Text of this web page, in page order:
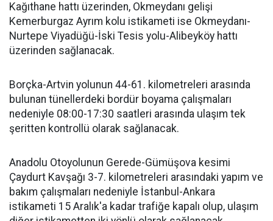
Kağıthane hattı üzerinden, Okmeydanı gelişi
Kemerburgaz Ayrım kolu istikameti ise Okmeydanı-
Nurtepe Viyadüğü-İski Tesis yolu-Alibeyköy hattı
üzerinden sağlanacak.
Borçka-Artvin yolunun 44-61. kilometreleri arasında
bulunan tünellerdeki bordür boyama çalışmaları
nedeniyle 08:00-17:30 saatleri arasında ulaşım tek
şeritten kontrollü olarak sağlanacak.
Anadolu Otoyolunun Gerede-Gümüşova kesimi
Çaydurt Kavşağı 3-7. kilometreleri arasındaki yapım ve
bakım çalışmaları nedeniyle İstanbul-Ankara
istikameti 15 Aralık'a kadar trafiğe kapalı olup, ulaşım